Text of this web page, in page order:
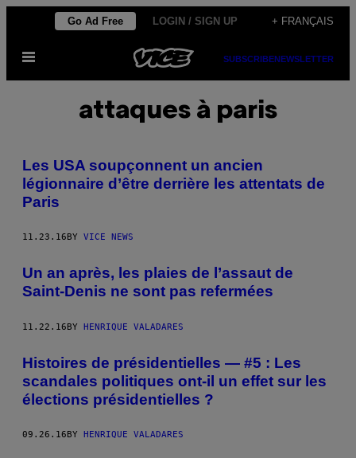
content
Go Ad Free LOGIN / SIGN UP + FRANÇAIS
Open
SUBSCRIBENEWSLETTER
attaques à paris
Les USA soupçonnent un ancien
légionnaire d’être derrière les attentats de
Paris
11.23.16 BY VICE NEWS
Un an après, les plaies de l’assaut de
Saint-Denis ne sont pas refermées
11.22.16BY HENRIQUE VALADARES
Histoires de présidentielles — #5 : Les
scandales politiques ont-il un effet sur les
élections présidentielles ?
09.26.16 BY HENRIQUE VALADARES